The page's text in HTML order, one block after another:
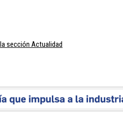
sección Actualidad